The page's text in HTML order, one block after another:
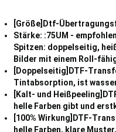
[Größe]Dtf-
Stärke: :75UM -
Spitzen: doppelseitig,
Bilder mit einem Roll-
[Doppelseitig]DTF-
Tintabsorption, ist
[Kalt- und
helle Farben gibt und
[100% Wirkung]DTF-
helle Farben, klare